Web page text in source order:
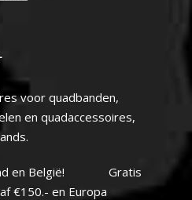
voor quadbanden,
en quadaccessoires,
en België! Gratis
€150.- en Europa